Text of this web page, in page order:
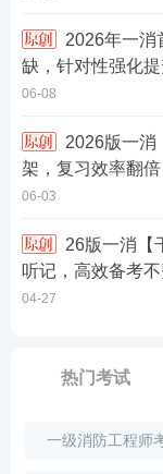
缺，针对性强化提
06-08
架，复习效率翻倍
06-03
听记，高效备考不
04-27
热门考试
一级消防工程师